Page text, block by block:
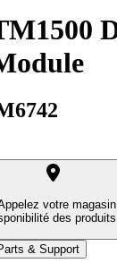
votre
des
& Support